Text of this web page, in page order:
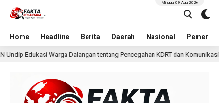
Home Headline Berita Daerah Nasional
Minggu, 09 Agu 2026
tentang Pencegahan KDRT dan Komunikasi Keluarga 1 hari lalu